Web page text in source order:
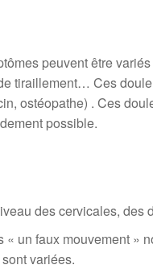
peuvent être
tiraillement… Ces
ostéopathe) . Ces
possible.
des cervicales, des
un faux mouvement »
variées.